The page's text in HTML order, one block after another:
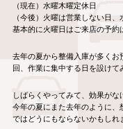
（現在）水曜木曜定休日
（今後）火曜は営業しない日、
基本的に火曜日はご来店の予約
去年の夏から整備入庫が多く
回、作業に集中する日を設けて
しばらくやってみて、効果がな
今年の夏にまた去年のように、
ではどうにもならないかもしれ